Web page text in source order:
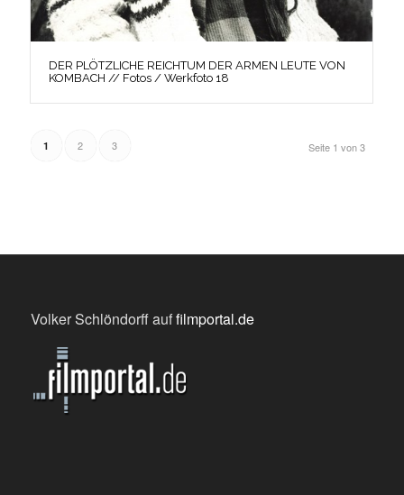
DER PLÖTZLICHE REICHTUM DER ARMEN LEUTE VON
KOMBACH // Fotos / Werkfoto 18
Seite 1 von 3
1 2 3
Volker Schlöndorff auffilmportal.de